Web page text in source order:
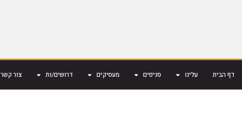
דף הבית עלינו סניפים מעסיקים דרושים/ות צור קשר